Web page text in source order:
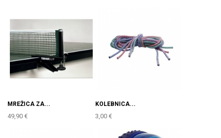
MREŽICA ZA...
49,90 €
KOLEBNICA...
3,00 €